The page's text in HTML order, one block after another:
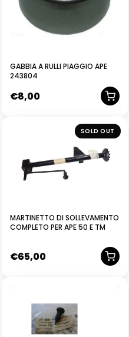
GABBIA A RULLI PIAGGIO APE
243804
€8,00
NUOVO
SOLD OUT
MARTINETTO DI SOLLEVAMENTO
COMPLETO PER APE 50 E TM
€65,00